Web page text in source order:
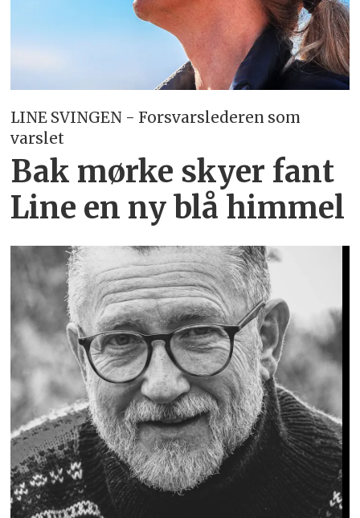
LINE SVINGEN - Forsvarslederen som
varslet
Bak mørke skyer fant
Line en ny blå himmel